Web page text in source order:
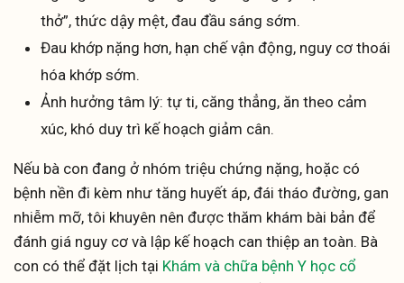
thở”, thức dậy mệt, đau đầu sáng sớm.
Đau khớp nặng hơn, hạn chế vận động, nguy cơ thoái
hóa khớp sớm.
Ảnh hưởng tâm lý: tự ti, căng thẳng, ăn theo cảm
xúc, khó duy trì kế hoạch giảm cân.
Nếu bà con đang ở nhóm triệu chứng nặng, hoặc có
bệnh nền đi kèm như tăng huyết áp, đái tháo đường, gan
nhiễm mỡ, tôi khuyên nên được thăm khám bài bản để
đánh giá nguy cơ và lập kế hoạch can thiệp an toàn. Bà
con có thể đặt lịch tại Khám và chữa bệnh Y học cổ